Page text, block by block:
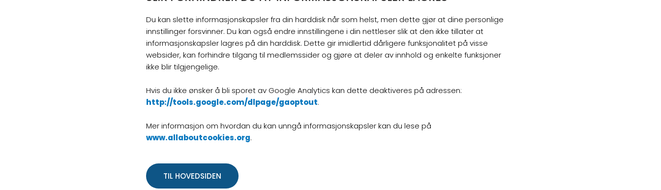
Du kan slette informasjonskapsler fra din harddisk når som helst, men dette gjør at dine personlige
innstillinger forsvinner. Du kan også endre innstillingene i din nettleser slik at den ikke tillater at
informasjonskapsler lagres på din harddisk. Dette gir imidlertid dårligere funksjonalitet på visse
websider, kan forhindre tilgang til medlemssider og gjøre at deler av innhold og enkelte funksjoner
ikke blir tilgjengelige.
Hvis du ikke ønsker å bli sporet av Google Analytics kan dette deaktiveres på adressen:
http://tools.google.com/dlpage/gaoptout.
Mer informasjon om hvordan du kan unngå informasjonskapsler kan du lese på
www.allaboutcookies.org.
TIL HOVEDSIDEN